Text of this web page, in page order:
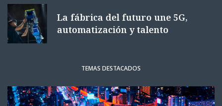
La fábrica del futuro une 5G,
automatización y talento
TEMAS DESTACADOS